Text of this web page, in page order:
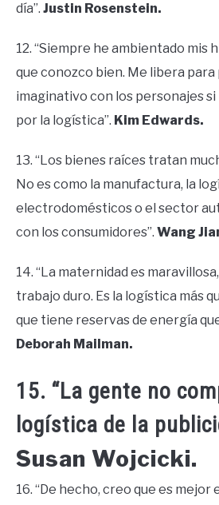
día”. Justin Rosenstein.
12. “Siempre he ambientado mis
que conozco bien. Me libera para
imaginativo con los personajes
por la logística”. Kim Edwards.
13. “Los bienes raíces tratan
No es como la manufactura, la
electrodomésticos o el sector
con los consumidores”. Wang
14. “La maternidad es
trabajo duro. Es la logística más
que tiene reservas de energía
Deborah Mailman.
15. “La gente no
logística de la
Susan Wojcicki.
16. “De hecho, creo que es